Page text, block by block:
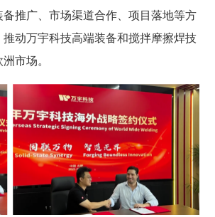
推广、市场渠道合作、项目落地等方
动万宇科技高端装备和搅拌摩擦焊技
市场。